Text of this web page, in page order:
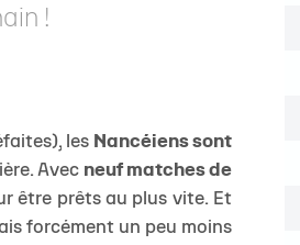
!
les Nancéiens sont
Avec neuf matches de
être prêts au plus vite. Et
forcément un peu moins